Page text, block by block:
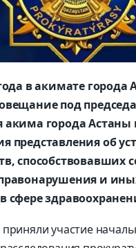
в акимате города
под
акима города Астаны
представления об
способствовавших
и
сфере
участие